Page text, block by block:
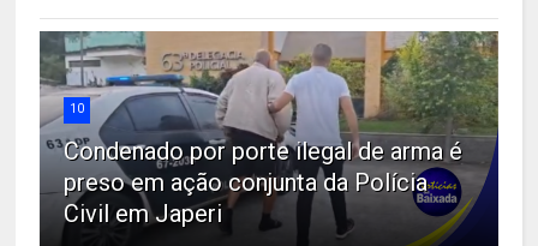
10
Condenado por porte ilegal de arma é
preso em ação conjunta da Polícia
Civil em Japeri